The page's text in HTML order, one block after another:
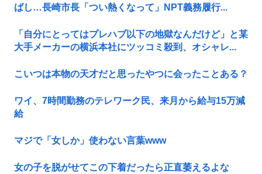
ばし…長崎市長「つい熱くなって」NPT義務履行...
「自分にとってはプレハブ以下の地獄なんだけど」と某
大手メーカーの横浜本社にツッコミ殺到、オシャレ...
こいつは本物の天才だと思ったやつに会ったことある？
ワイ、7時間勤務のテレワーク民、来月から給与15万減
給
マジで「女しか」使わない言葉www
女の子を脱がせてこの下着だったら正直萎えるよな